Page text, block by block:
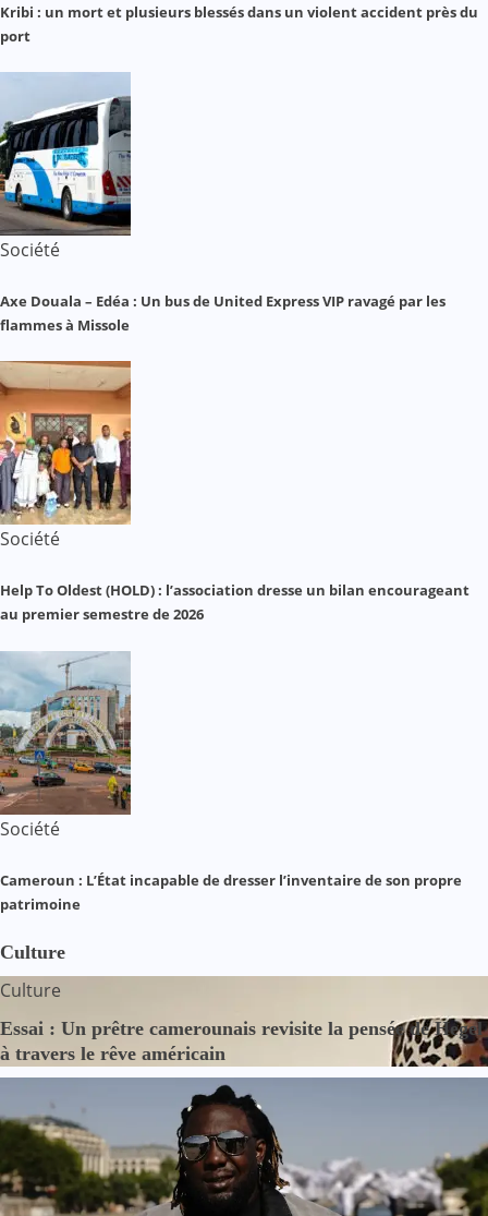
Kribi : un mort et plusieurs blessés dans un violent accident près du
port
Société
Axe Douala – Edéa : Un bus de United Express VIP ravagé par les
flammes à Missole
Société
Help To Oldest (HOLD) : l’association dresse un bilan encourageant
au premier semestre de 2026
Société
Cameroun : L’État incapable de dresser l’inventaire de son propre
patrimoine
Culture
Culture
Essai : Un prêtre camerounais revisite la pensée de Hegel
à travers le rêve américain